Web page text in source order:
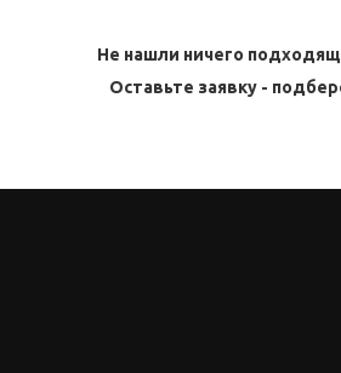
Не нашли ничего
Оставьте заявку -